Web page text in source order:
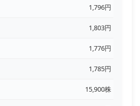
1,796円
1,803円
1,776円
1,785円
15,900株